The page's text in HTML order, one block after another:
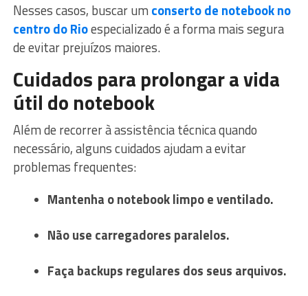
Nesses casos, buscar um conserto de notebook no
centro do Rioespecializado é a forma mais segura
de evitar prejuízos maiores.
Cuidados para prolongar a vida
útil do notebook
Além de recorrer à assistência técnica quando
necessário, alguns cuidados ajudam a evitar
problemas frequentes:
Mantenha o notebook limpo e ventilado.
Não use carregadores paralelos.
Faça backups regulares dos seus arquivos.